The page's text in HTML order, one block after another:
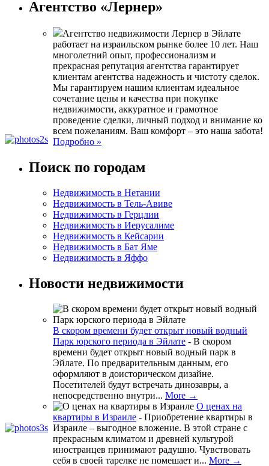
Агентство «Лернер»
Агентство недвижимости Лернер в Эйлате
работает на израильском рынке более 10 лет. Наш
многолетний опыт, профессионализм и
прекрасная репутация агентства гарантирует
клиентам агентства надежность и чистоту сделок.
Мы гарантируем нашим клиентам идеальное
сочетание цены и качества при покупке
недвижимости, аккуратное и грамотное
проведение сделки, личный подход и внимание ко
всем пожеланиям. Ваш комфорт – это наша забота!
Подробно »
Поиск по городам
Недвижимость в Нетании
Недвижимость в Тель-Авиве
Недвижимость в Герцлии
Недвижимость в Иерусалиме
Недвижимость в Кейсарии
Недвижимость в Бат Яме
Недвижимость в Яффо
Новости недвижимости
В скором времени будет открыт новый водный
Парк юрского периода в Эйлате - В скором
времени будет открыт новый водный парк в
Эйлате. По предварительным данным, его
оформляют в доисторическом дизайне.
Посетителей будут встречать динозавры, а
непосредственно внутри... More →
О ценах на
квартиры в Израиле - Приобретение квартиры в
Израиле – выгодное вложение. В этой стране с
прекрасным климатом и древней культурой
иностранцев принимают радушно. Чувствовать
себя в своей тарелке не помешает и... More →